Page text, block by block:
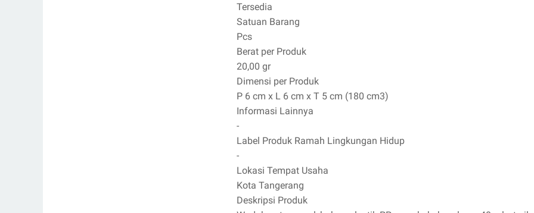
Tersedia
Satuan Barang
Pcs
Berat per Produk
20,00 gr
Dimensi per Produk
P 6 cm x L 6 cm x T 5 cm (180 cm3)
Informasi Lainnya
-
Label Produk Ramah Lingkungan Hidup
-
Lokasi Tempat Usaha
Kota Tangerang
Deskripsi Produk